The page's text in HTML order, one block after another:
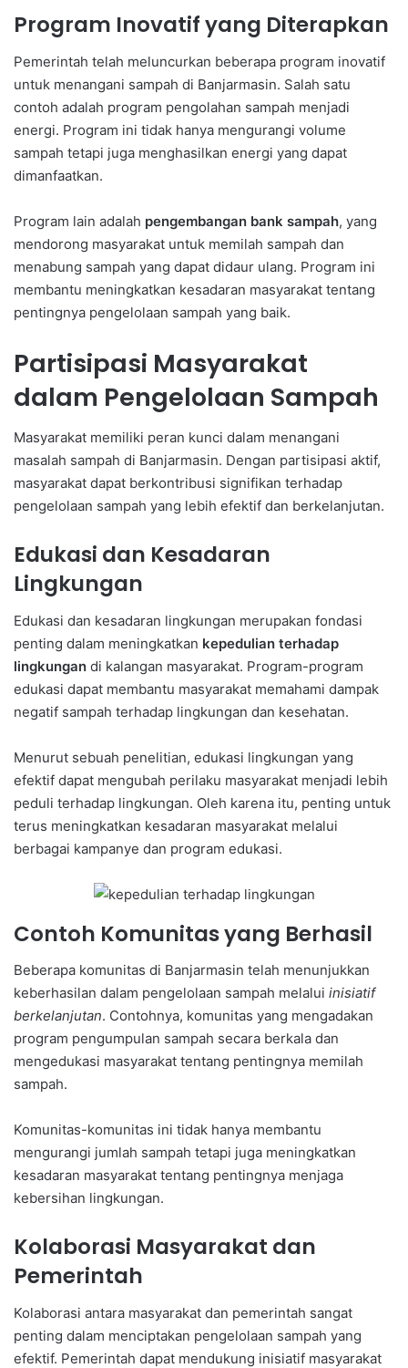
Program Inovatif yang Diterapkan
Pemerintah telah meluncurkan beberapa program inovatif
untuk menangani sampah di Banjarmasin. Salah satu
contoh adalah program pengolahan sampah menjadi
energi. Program ini tidak hanya mengurangi volume
sampah tetapi juga menghasilkan energi yang dapat
dimanfaatkan.
Program lain adalah pengembangan bank sampah, yang
mendorong masyarakat untuk memilah sampah dan
menabung sampah yang dapat didaur ulang. Program ini
membantu meningkatkan kesadaran masyarakat tentang
pentingnya pengelolaan sampah yang baik.
Partisipasi Masyarakat
dalam Pengelolaan Sampah
Masyarakat memiliki peran kunci dalam menangani
masalah sampah di Banjarmasin. Dengan partisipasi aktif,
masyarakat dapat berkontribusi signifikan terhadap
pengelolaan sampah yang lebih efektif dan berkelanjutan.
Edukasi dan Kesadaran
Lingkungan
Edukasi dan kesadaran lingkungan merupakan fondasi
penting dalam meningkatkan kepedulian terhadap
lingkungan di kalangan masyarakat. Program-program
edukasi dapat membantu masyarakat memahami dampak
negatif sampah terhadap lingkungan dan kesehatan.
Menurut sebuah penelitian, edukasi lingkungan yang
efektif dapat mengubah perilaku masyarakat menjadi lebih
peduli terhadap lingkungan. Oleh karena itu, penting untuk
terus meningkatkan kesadaran masyarakat melalui
berbagai kampanye dan program edukasi.
Contoh Komunitas yang Berhasil
Beberapa komunitas di Banjarmasin telah menunjukkan
keberhasilan dalam pengelolaan sampah melalui inisiatif
berkelanjutan. Contohnya, komunitas yang mengadakan
program pengumpulan sampah secara berkala dan
mengedukasi masyarakat tentang pentingnya memilah
sampah.
Komunitas-komunitas ini tidak hanya membantu
mengurangi jumlah sampah tetapi juga meningkatkan
kesadaran masyarakat tentang pentingnya menjaga
kebersihan lingkungan.
Kolaborasi Masyarakat dan
Pemerintah
Kolaborasi antara masyarakat dan pemerintah sangat
penting dalam menciptakan pengelolaan sampah yang
efektif. Pemerintah dapat mendukung inisiatif masyarakat